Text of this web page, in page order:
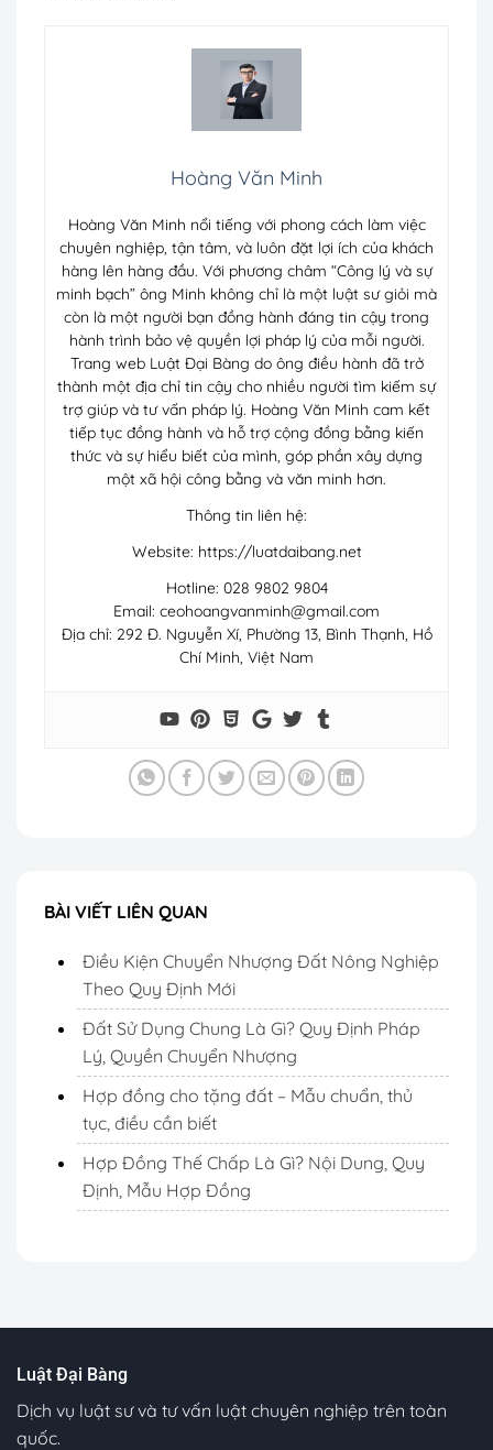
Hoàng Văn Minh
Hoàng Văn Minh nổi tiếng với phong cách làm việc
chuyên nghiệp, tận tâm, và luôn đặt lợi ích của khách
hàng lên hàng đầu. Với phương châm “Công lý và sự
minh bạch” ông Minh không chỉ là một luật sư giỏi mà
còn là một người bạn đồng hành đáng tin cậy trong
hành trình bảo vệ quyền lợi pháp lý của mỗi người.
Trang web Luật Đại Bàng do ông điều hành đã trở
thành một địa chỉ tin cậy cho nhiều người tìm kiếm sự
trợ giúp và tư vấn pháp lý. Hoàng Văn Minh cam kết
tiếp tục đồng hành và hỗ trợ cộng đồng bằng kiến
thức và sự hiểu biết của mình, góp phần xây dựng
một xã hội công bằng và văn minh hơn.
Thông tin liên hệ:
Website: https://luatdaibang.net
Hotline: 028 9802 9804
Email: ceohoangvanminh@gmail.com
Địa chỉ: 292 Đ. Nguyễn Xí, Phường 13, Bình Thạnh, Hồ
Chí Minh, Việt Nam
BÀI VIẾT LIÊN QUAN
Điều Kiện Chuyển Nhượng Đất Nông Nghiệp
Theo Quy Định Mới
Đất Sử Dụng Chung Là Gì? Quy Định Pháp
Lý, Quyền Chuyển Nhượng
Hợp đồng cho tặng đất – Mẫu chuẩn, thủ
tục, điều cần biết
Hợp Đồng Thế Chấp Là Gì? Nội Dung, Quy
Định, Mẫu Hợp Đồng
Luật Đại Bàng
Dịch vụ luật sư và tư vấn luật chuyên nghiệp trên toàn
quốc.